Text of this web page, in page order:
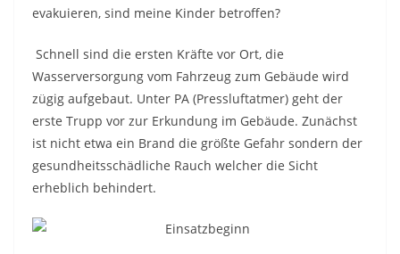
evakuieren, sind meine Kinder betroffen?
Schnell sind die ersten Kräfte vor Ort, die
Wasserversorgung vom Fahrzeug zum Gebäude wird
zügig aufgebaut. Unter PA (Pressluftatmer) geht der
erste Trupp vor zur Erkundung im Gebäude. Zunächst
ist nicht etwa ein Brand die größte Gefahr sondern der
gesundheitsschädliche Rauch welcher die Sicht
erheblich behindert.